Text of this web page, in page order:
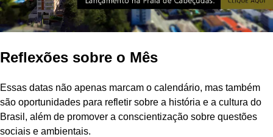
Reflexões sobre o Mês
Essas datas não apenas marcam o calendário, mas também
são oportunidades para refletir sobre a história e a cultura do
Brasil, além de promover a conscientização sobre questões
sociais e ambientais.